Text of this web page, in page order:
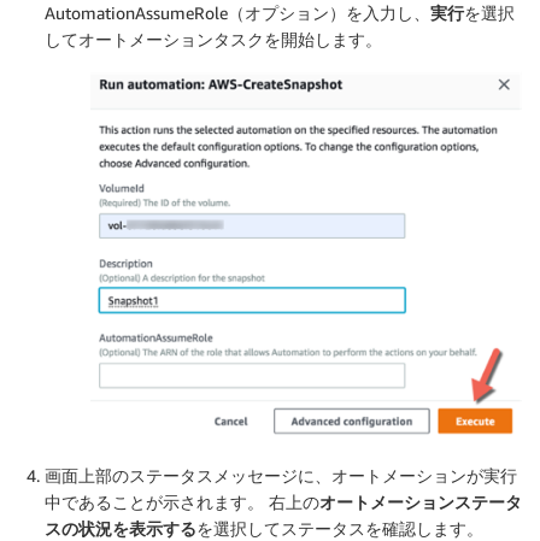
AutomationAssumeRole（オプション）を入力し、 実行を選択
してオートメーションタスクを開始します。
画面上部のステータスメッセージに、オートメーションが実行
中であることが示されます。 右上のオートメーションステータ
スの状況を表示するを選択してステータスを確認します。